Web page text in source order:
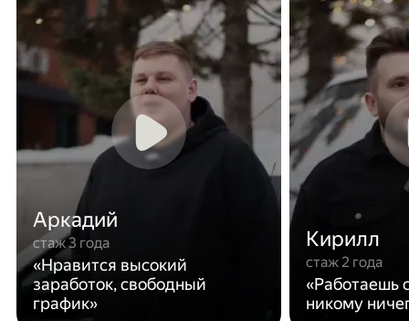
Аркадий
стаж 3 года
«Нравится высокий
заработок, свободный
график»
Кирилл
стаж 2 года
«Работаешь
никому